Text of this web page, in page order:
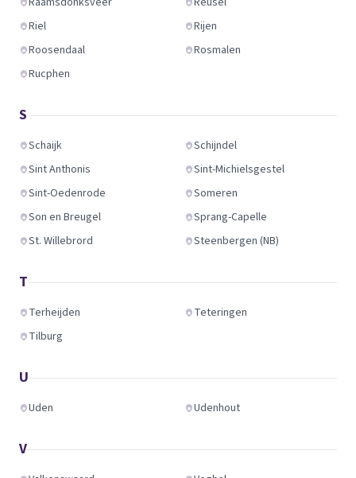
Riel
Rijen
Roosendaal
Rosmalen
Rucphen
S
Schaijk
Schijndel
Sint Anthonis
Sint-Michielsgestel
Sint-Oedenrode
Someren
Son en Breugel
Sprang-Capelle
St. Willebrord
Steenbergen (NB)
T
Terheijden
Teteringen
Tilburg
U
Uden Udenhout
V